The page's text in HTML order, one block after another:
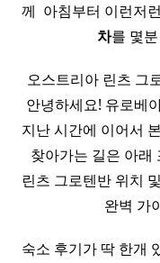
께 ​ 아침부터 이런저
차를 몇
오스트리아 린츠 그
안녕하세요! 유로베
지난 시간에 이어서
찾아가는 길은 아
린츠 그로텐반 위치
완벽 가
숙소 후기가 딱 한개